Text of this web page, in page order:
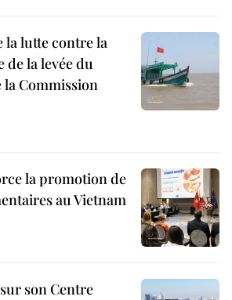
la lutte contre la
de la levée du
la Commission
la promotion de
au Vietnam
son Centre